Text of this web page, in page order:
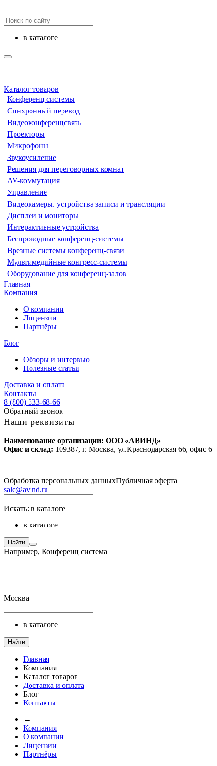
в каталоге
Каталог товаров
Конференц системы
Синхронный перевод
Видеоконференцсвязь
Проекторы
Микрофоны
Звукоусиление
Решения для переговорных комнат
AV-коммутация
Управление
Видеокамеры, устройства записи и трансляции
Дисплеи и мониторы
Интерактивные устройства
Беспроводные конференц-системы
Врезные системы конференц-связи
Мультимедийные конгресс-системы
Оборудование для конференц-залов
Главная
Компания
О компании
Лицензии
Партнёры
Блог
Обзоры и интервью
Полезные статьи
Доставка и оплата
Контакты
8 (800) 333-68-66
Обратный звонок
Наши реквизиты
Наименование организации: ООО «АВИНД»
Офис и склад: 109387, г. Москва, ул.Краснодарская 66, офис 6
Обработка персональных данныхПубличная оферта
sale@avind.ru
Искать: в каталоге
в каталоге
Найти
Например, Конференц система
Москва
в каталоге
Найти
Главная
Компания
Каталог товаров
Доставка и оплата
Блог
Контакты
←
Компания
О компании
Лицензии
Партнёры